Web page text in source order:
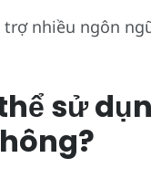
trợ nhiều ngôn
sử